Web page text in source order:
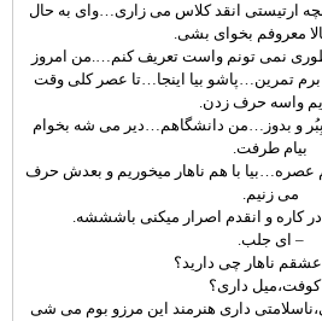
ارتیستی انقد کلاس می زاری…وای به حال
معروفم بخوای بشی.
نمی تونم واست تعریف کنم….من امروز
تمرین…پاشو بیا اینجا…تا عصر کلی وقت
واسه حرف زدن.
و بدوز…من دانشگاهم…دیر می شه بخوام
بیام طرفت.
عصره…بیا با هم ناهار میخوریم و بعدش حرف
می زنیم.
در کاره و انقدم اصرار میکنی باشششه.
– ای جلب.
ناهار چی دارید؟
داری؟
داری هنرمند این مرزو بوم می شی